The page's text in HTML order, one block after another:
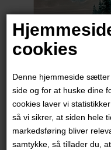
cookies
Denne hjemmeside
side og for at huske dine
cookies laver vi
så vi sikrer, at siden hele
markedsføring bliver
samtykke, så tillader du,